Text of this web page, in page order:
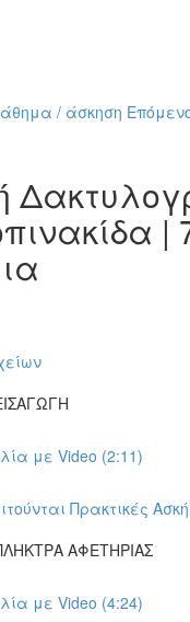
/ άσκηση
|
με Video (2:11)
Πρακτικές
ΑΦΕΤΗΡΙΑΣ
με Video (4:24)